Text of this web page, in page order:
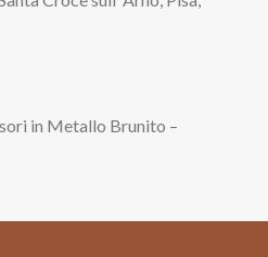
in Metallo Brunito –